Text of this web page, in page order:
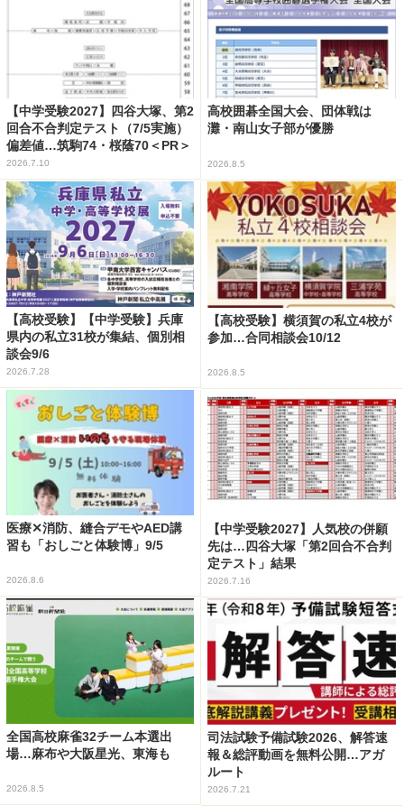
【中学受験2027】四谷大塚、第2
回合不合判定テスト（7/5実施）
偏差値…筑駒74・桜蔭70＜PR＞
2026.7.10
高校囲碁全国大会、団体戦は
灘・南山女子部が優勝
2026.8.5
【高校受験】【中学受験】兵庫
県内の私立31校が集結、個別相
談会9/6
2026.7.28
【高校受験】横須賀の私立4校が
参加…合同相談会10/12
2026.8.5
医療✕消防、縫合デモやAED講
習も「おしごと体験博」9/5
2026.8.6
【中学受験2027】人気校の併願
先は…四谷大塚「第2回合不合判
定テスト」結果
2026.7.16
全国高校麻雀32チーム本選出
場…麻布や大阪星光、東海も
2026.8.5
司法試験予備試験2026、解答速
報＆総評動画を無料公開…アガ
ルート
2026.7.21